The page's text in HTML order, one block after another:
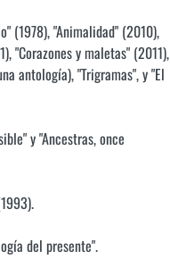
(1978), "Animalidad" (2010),
"Corazones y maletas" (2011),
antología), "Trigramas", y "El
y "Ancestras, once
del presente".